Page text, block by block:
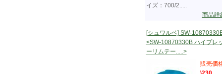
イズ：700/2.....
商品
[シュワルベ] SW-
<SW-10870330B ハイプレ
ーリムテー.....>
販売価